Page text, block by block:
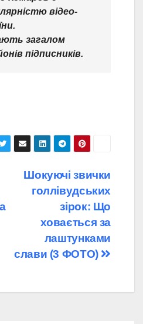
відео-
загалом
підписників.
Шокуючі звички
голлівудських
зірок: Що
ховається за
лаштунками
слави (3 ФОТО)